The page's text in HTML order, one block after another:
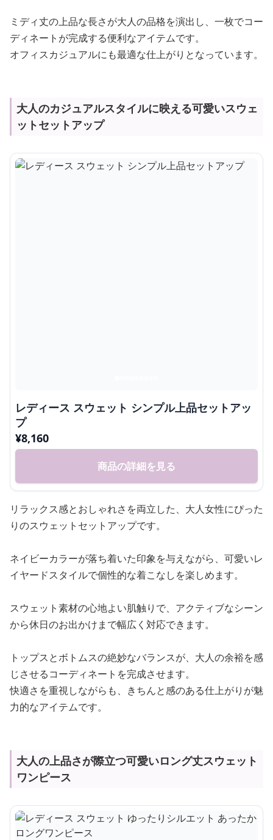
ミディ丈の上品な長さが大人の品格を演出し、一枚でコー
ディネートが完成する便利なアイテムです。
オフィスカジュアルにも最適な仕上がりとなっています。
大人のカジュアルスタイルに映える可愛いスウェ
ットセットアップ
レディース スウェット シンプル上品セットアッ
プ
¥8,160
商品の詳細を見る
リラックス感とおしゃれさを両立した、大人女性にぴった
りのスウェットセットアップです。
ネイビーカラーが落ち着いた印象を与えながら、可愛いレ
イヤードスタイルで個性的な着こなしを楽しめます。
スウェット素材の心地よい肌触りで、アクティブなシーン
から休日のお出かけまで幅広く対応できます。
トップスとボトムスの絶妙なバランスが、大人の余裕を感
じさせるコーディネートを完成させます。
快適さを重視しながらも、きちんと感のある仕上がりが魅
力的なアイテムです。
大人の上品さが際立つ可愛いロング丈スウェット
ワンピース